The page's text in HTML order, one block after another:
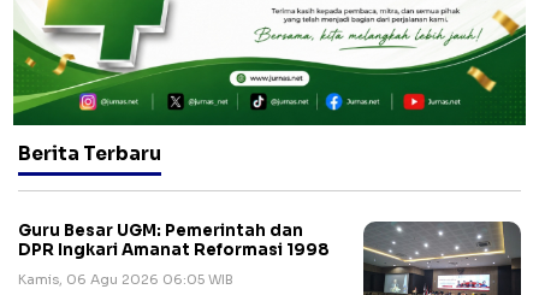
Berita Terbaru
Guru Besar UGM: Pemerintah dan
DPR Ingkari Amanat Reformasi 1998
Kamis, 06 Agu 2026 06:05 WIB